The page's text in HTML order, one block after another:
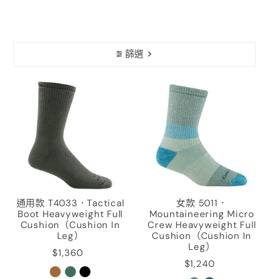
篩選
通用款 T4033．Tactical
Boot Heavyweight Full
Cushion（Cushion In
Leg）
$1,360
女款 5011．
Mountaineering Micro
Crew Heavyweight Full
Cushion（Cushion In
Leg）
$1,240